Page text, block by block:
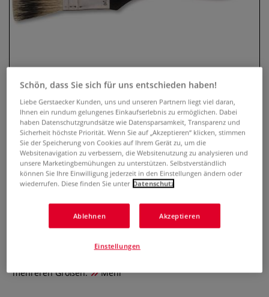
Léonard Spalter-Pinsel Serie
389PL
Léonard Spalter-Pinsel Serie 389PL mit echtem Dachshaar,
lackiertem Griff. Gute Aufnahmefähigkeit. Robustes Haar.
mehreren Größen.
Mehr
Schön, dass Sie sich für uns entschieden haben!
Liebe Gerstaecker Kunden, uns und unseren Partnern liegt viel daran,
Ihnen ein rundum gelungenes Einkaufserlebnis zu ermöglichen. Dabei
haben Datenschutzgrundsätze wie Datensparsamkeit, Transparenz und
Sicherheit höchste Priorität. Wenn Sie auf „Akzeptieren“ klicken, stimmen
Sie der Speicherung von Cookies auf Ihrem Gerät zu, um die
Websitenavigation zu verbessern, die Websitenutzung zu analysieren und
unsere Marketingbemühungen zu unterstützen. Selbstverständlich
können Sie Ihre Einwilligung jederzeit in den Einstellungen ändern oder
wiederrufen. Diese finden Sie unter Datenschutz
Ablehnen Akzeptieren
Einstellungen